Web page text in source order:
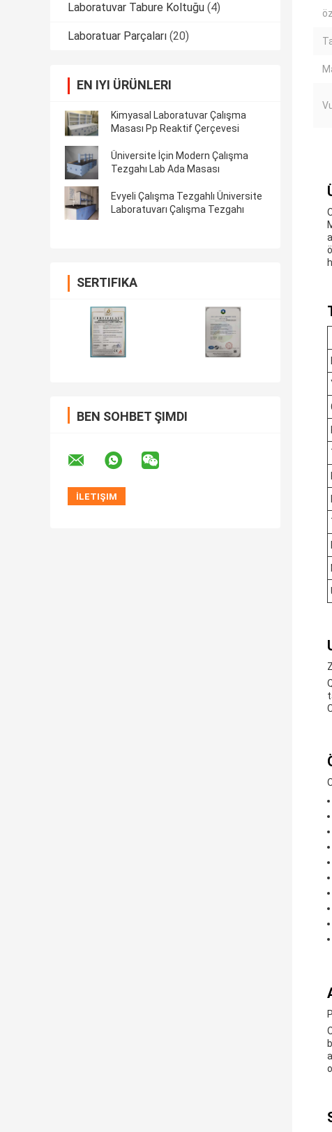
Laboratuvar Tabure Koltuğu (4)
Laboratuar Parçaları (20)
EN IYI ÜRÜNLERI
Kimyasal Laboratuvar Çalışma
Masası Pp Reaktif Çerçevesi
Üniversite İçin Modern Çalışma
Tezgahı Lab Ada Masası
Evyeli Çalışma Tezgahlı Üniversite
Laboratuvarı Çalışma Tezgahı
SERTIFIKA
BEN SOHBET ŞIMDI